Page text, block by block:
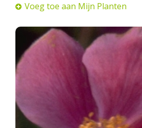
Voeg toe aan Mijn Planten